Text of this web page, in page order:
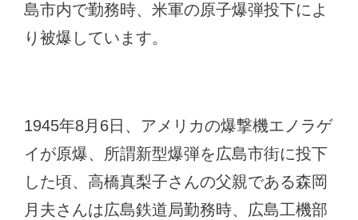
島市内で勤務時、米軍の原子爆弾投下によ
り被爆しています。
1945年8月6日、アメリカの爆撃機エノラゲ
イが原爆、所謂新型爆弾を広島市街に投下
した頃、高橋真梨子さんの父親である森岡
月夫さんは広島鉄道局勤務時、広島工機部